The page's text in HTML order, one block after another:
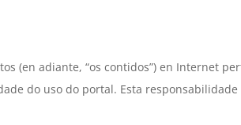
(en adiante, “os contidos”) en Internet
do uso do portal. Esta